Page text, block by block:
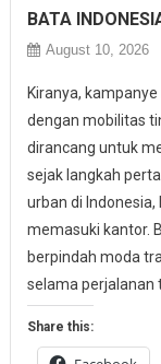
BATA
August 10, 2026
Kiranya,
dengan mobilitas
dirancang untuk
sejak langkah
urban di
memasuki kantor.
berpindah moda
selama perjalanan
Share this: